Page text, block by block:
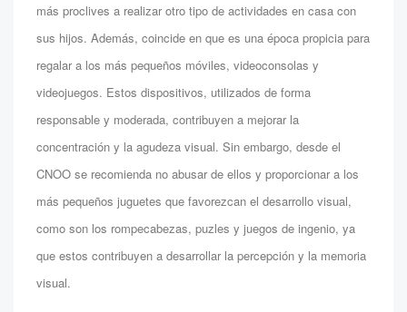
más proclives a realizar otro tipo de actividades en casa con
sus hijos. Además, coincide en que es una época propicia para
regalar a los más pequeños móviles, videoconsolas y
videojuegos. Estos dispositivos, utilizados de forma
responsable y moderada, contribuyen a mejorar la
concentración y la agudeza visual. Sin embargo, desde el
CNOO se recomienda no abusar de ellos y proporcionar a los
más pequeños juguetes que favorezcan el desarrollo visual,
como son los rompecabezas, puzles y juegos de ingenio, ya
que estos contribuyen a desarrollar la percepción y la memoria
visual.